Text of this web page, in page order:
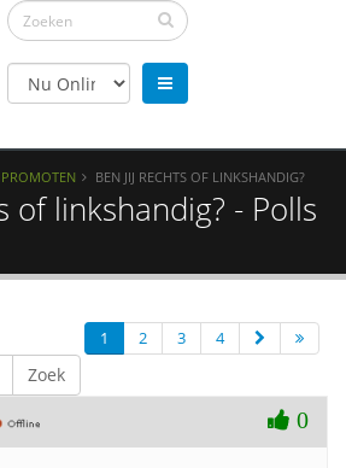
BEN JIJ RECHTS OF LINKSHANDIG?
of linkshandig? - Polls
Zoek
1 2 3 4
0